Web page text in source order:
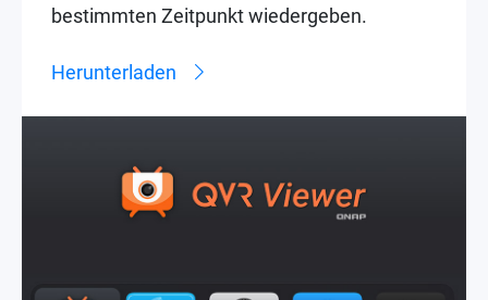
bestimmten Zeitpunkt wiedergeben.
Herunterladen